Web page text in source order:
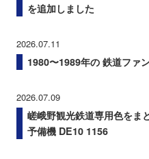
を追加しました
2026.07.11
1980〜1989年の 鉄道ファ
2026.07.09
嵯峨野観光鉄道専用色をま
予備機 DE10 1156